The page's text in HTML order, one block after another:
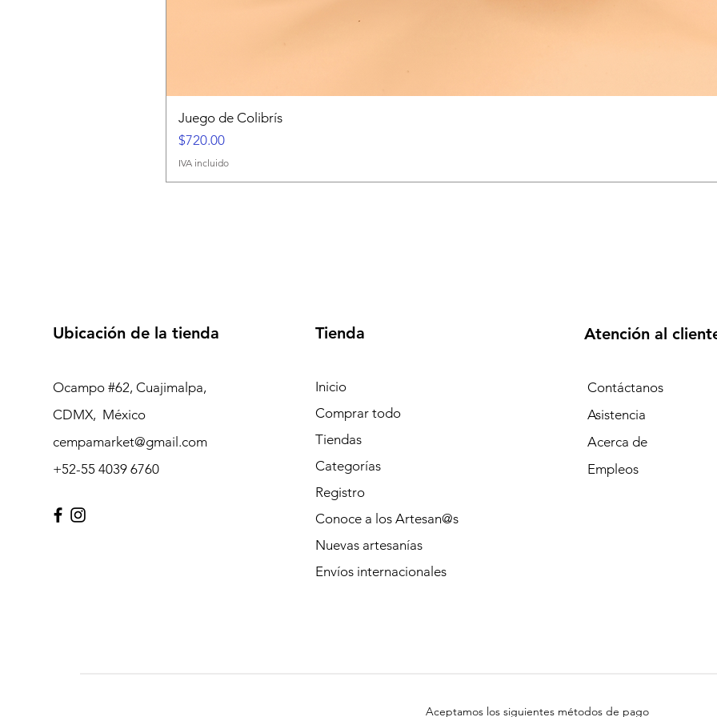
Juego de Colibrís
Precio
$720.00
IVA incluido
Ubicación de la tienda
Ocampo #62, Cuajimalpa,
CDMX, México
cempamarket@gmail.com
+52-55 4039 6760
Tienda
Inicio
Comprar todo
Tiendas
Categorías
Registro
Conoce a los Artesan@s
Nuevas artesanías
Envíos internacionales
Atención al
Contáctanos
Asistencia
Acerca de
Empleos
Aceptamos los siguientes métodos de pago